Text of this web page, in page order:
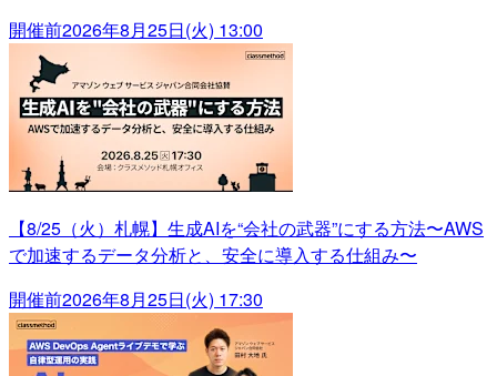
開催前2026年8月25日(火) 13:00
【8/25（火）札幌】生成AIを“会社の武器”にする方法〜AWS
で加速するデータ分析と、安全に導入する仕組み〜
開催前2026年8月25日(火) 17:30